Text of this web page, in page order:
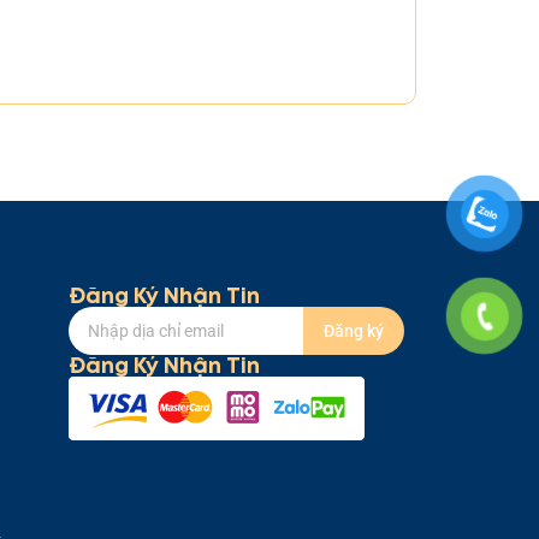
Đăng Ký Nhận Tin
Đăng ký
Đăng Ký Nhận Tin